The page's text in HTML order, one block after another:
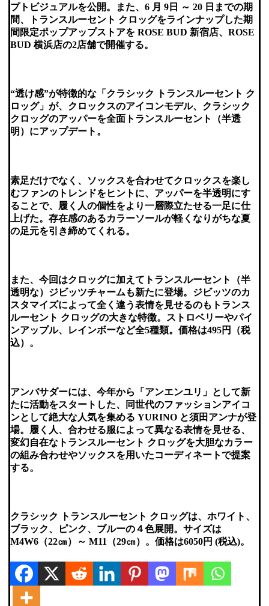
プトビジュアルを公開。また、6 月 9日 ～ 20 日までの期
間、トランスルーセント クロッグをラインナップした期
間限定ポップアップストアを ROSE BUD 新宿店、ROSE
BUD 横浜店の2店舗で開催する。
“透け感”が特徴的な「クラシック トランスルーセント ク
ロッグ」が、クロックスのアイコンモデル、クラシック
クロッグのアッパーを全面トランスルーセント（半透
明）にアップデート。
素足だけでなく、ソックスを合わせてクロックスを楽し
むファンのトレンドをヒントに、アッパーを半透明にす
ることで、履く人の個性をより一層際立たせる一足に仕
上げた。存在感のあるカラーソールが軽くなりがちな夏
の足元を引き締めてくれる。
また、今回はクロッグに加えてトランスルーセント（半
透明な）ジビッツチャームも新たに登場。ジビッツのカ
スタマイズによって全く違う表情を見せるのもトランス
ルーセント クロッグの大きな特徴。ストロベリーやパイ
ンアップル、レインボーなど全5種類。価格は495円（税
込）。
アンバサダーには、今年から「アンエンユリ」として新
たに活動をスタートした、同世代のファッションアイコ
ンとして絶大な人気を集める YURINO と須田アンナが登
場。履く人、合わせる服によって異なる表情を見せる、
変幻自在なトランスルーセント クロッグを大胆なカラー
の組み合わせやソックスを用いたコーディネートで提案
する。
クラシック トランスルーセント クロッグは、ホワイト、
ブラック、ピンク、ブルーの４色展開。サイズは
M4W6（22㎝）～ M11（29㎝）。価格は6050円 (税込)。